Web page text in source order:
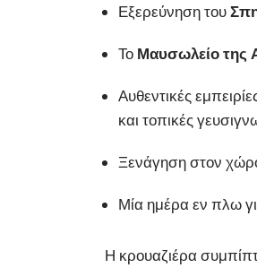
Εξερεύνηση του
Το Μαυσωλείο της
Αυθεντικές
και τοπικές
Ξενάγηση στον
Μία ημέρα εν πλω
Η κρουαζιέρα